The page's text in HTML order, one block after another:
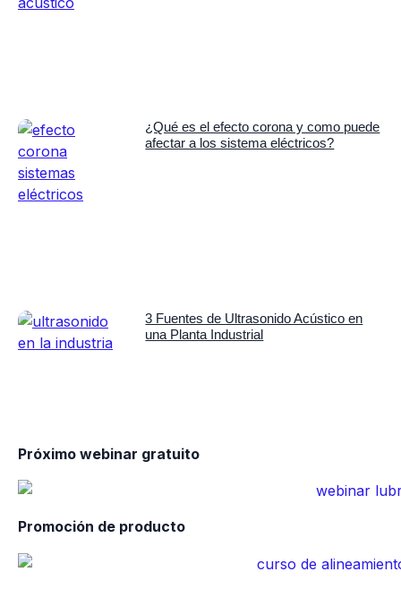
¿Qué es el efecto corona y como puede
afectar a los sistema eléctricos?
3 Fuentes de Ultrasonido Acústico en
una Planta Industrial
Próximo webinar gratuito
Promoción de producto